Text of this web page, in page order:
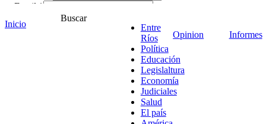
Email *
*
Inicio
Buscar
Entre
Ríos
Política
Educación
Legislaltura
Economía
Judiciales
Salud
El país
Opinion Informes